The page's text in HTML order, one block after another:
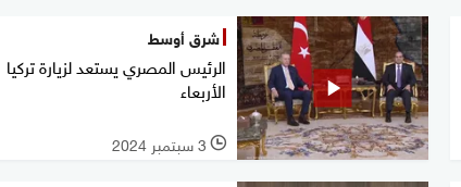
شرق أوسط
الرئيس المصري يستعد لزيارة تركيا
الأربعاء
l 3 سبتمبر 2024